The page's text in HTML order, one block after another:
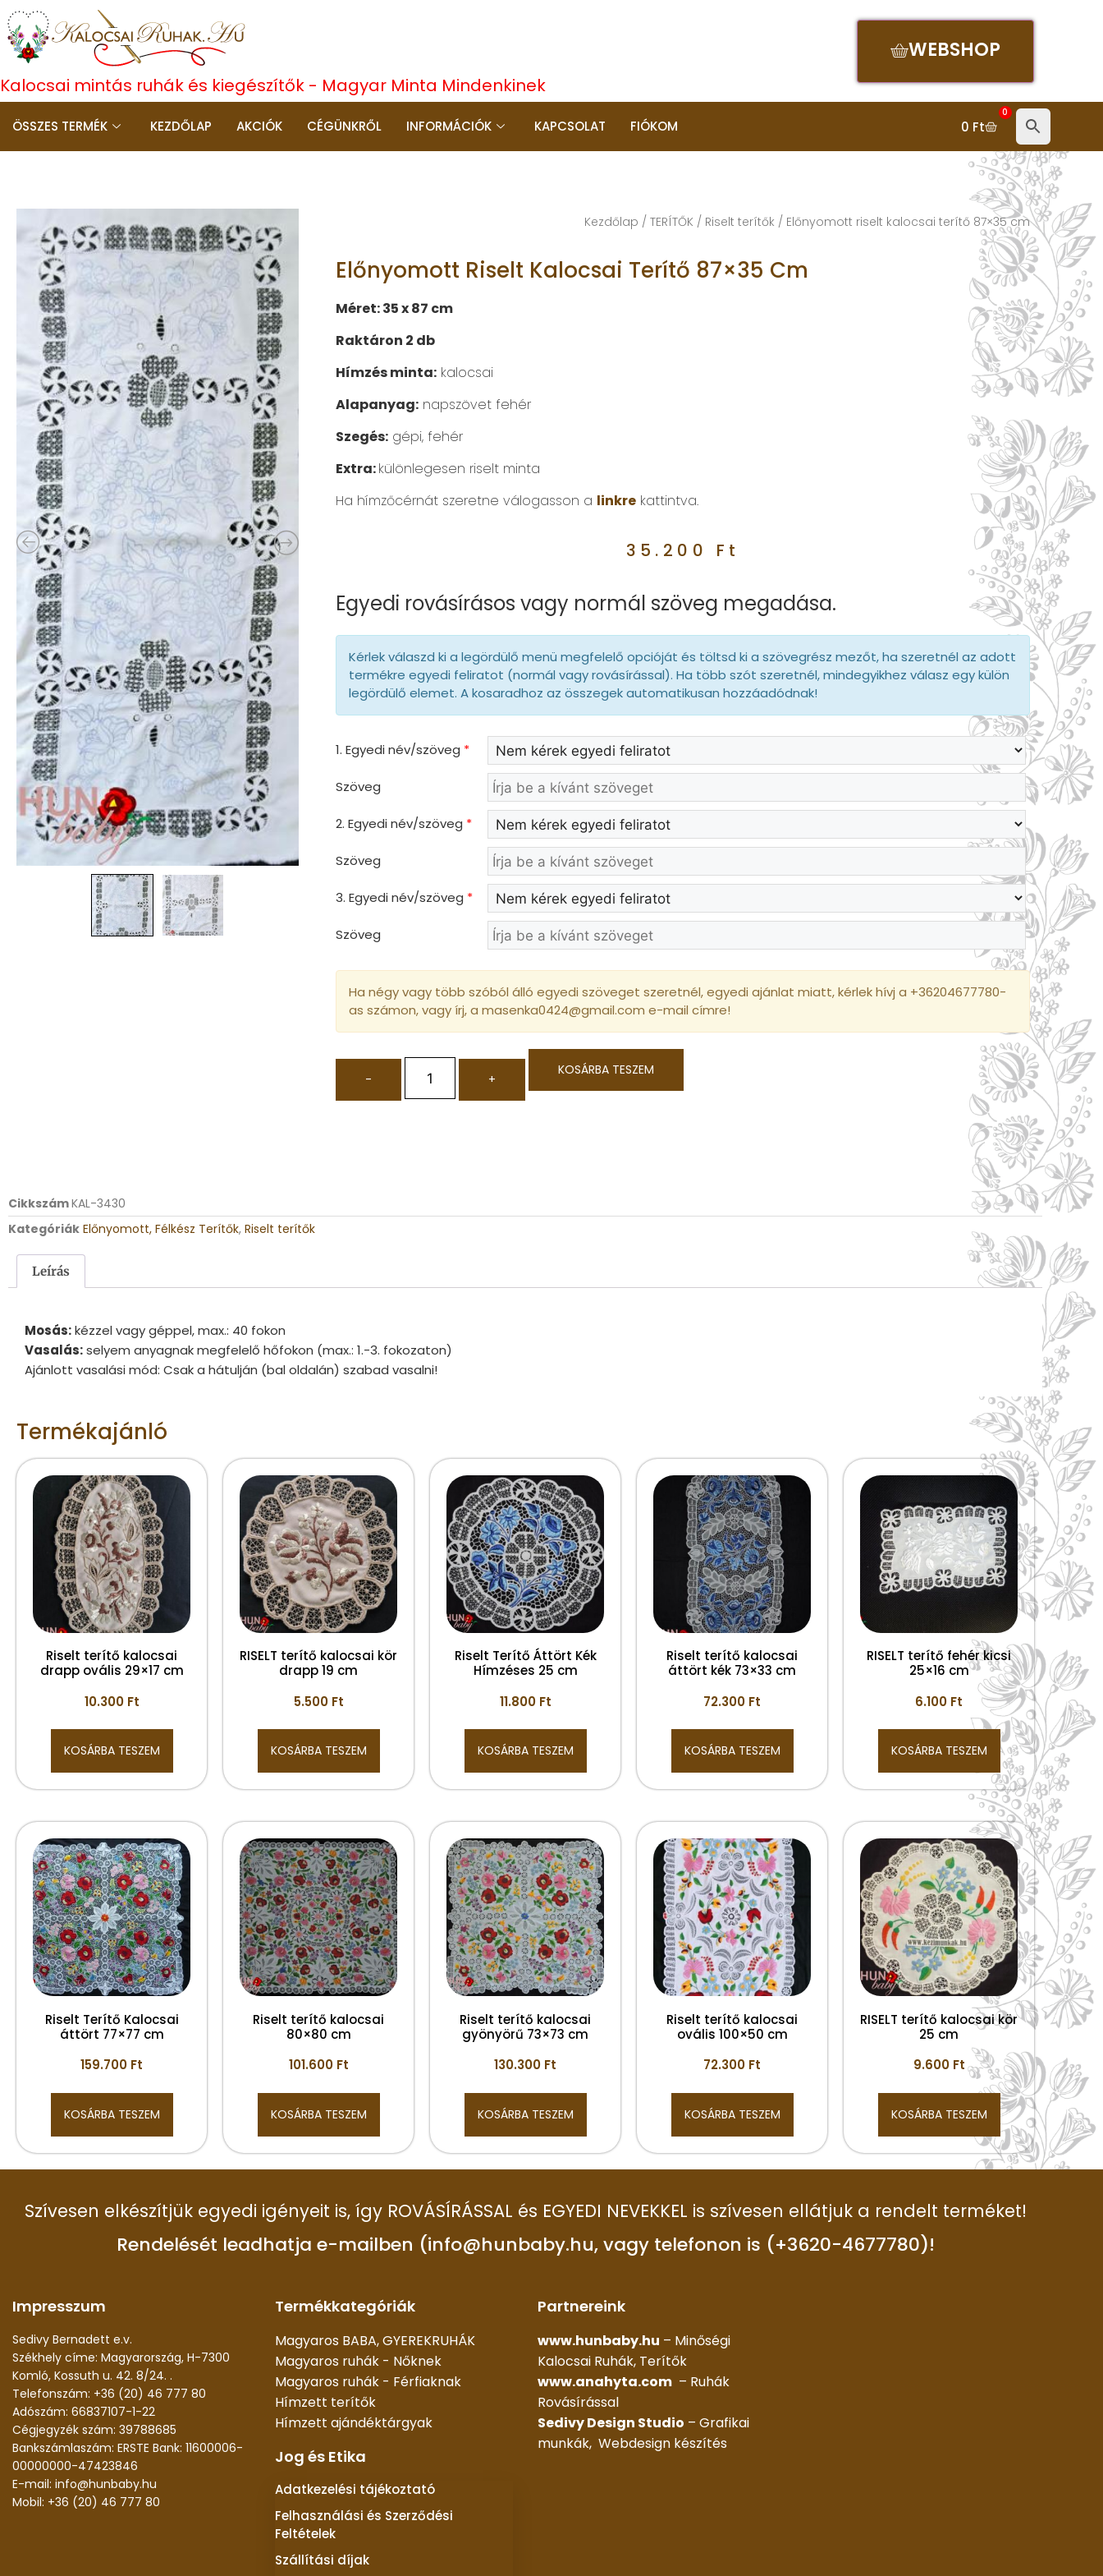
Kalocsai mintás ruhák és kiegészítők - Magyar Minta Mindenkinek
WEBSHOP
ÖSSZES TERMÉK KEZDŐLAP AKCIÓK CÉGÜNKRŐL INFORMÁCIÓK KAPCSOLAT FIÓKOM 0 Ft
0
Kezdőlap / TERÍTŐK / Riselt terítők / Előnyomott riselt kalocsai terítő 87×35 cm
Előnyomott Riselt Kalocsai Terítő 87×35 Cm
Méret: 35 x 87 cm
Raktáron 2 db
Hímzés minta: kalocsai
Alapanyag: napszövet fehér
Szegés: gépi, fehér
Extra:különlegesen riselt minta
Ha hímzőcérnát szeretne válogasson a linkre kattintva.
35.200 Ft
Egyedi rovásírásos vagy normál szöveg megadása.
Kérlek válaszd ki a legördülő menü megfelelő opcióját és töltsd ki a szövegrész mezőt, ha szeretnél az adott
termékre egyedi feliratot (normál vagy rovásírással). Ha több szót szeretnél, mindegyikhez válasz egy külön
legördülő elemet. A kosaradhoz az összegek automatikusan hozzáadódnak!
1. Egyedi név/szöveg *
Szöveg
2. Egyedi név/szöveg *
Szöveg
3. Egyedi név/szöveg *
Szöveg
Ha négy vagy több szóból álló egyedi szöveget szeretnél, egyedi ajánlat miatt, kérlek hívj a +36204677780-
as számon, vagy írj, a masenka0424@gmail.com e-mail címre!
- +
KOSÁRBA TESZEM
CikkszámKAL-3430
Kategóriák Előnyomott, Félkész Terítők, Riselt terítők
Leírás
Mosás:kézzel vagy géppel, max.: 40 fokon
Vasalás:selyem anyagnak megfelelő hőfokon (max.: 1.-3. fokozaton)
Ajánlott vasalási mód: Csak a hátulján (bal oldalán) szabad vasalni!
Termékajánló
Riselt terítő kalocsai
drapp ovális 29×17 cm
10.300 Ft
KOSÁRBA TESZEM
RISELT terítő kalocsai kör
drapp 19 cm
5.500 Ft
KOSÁRBA TESZEM
Riselt Terítő Áttört Kék
Hímzéses 25 cm
11.800 Ft
KOSÁRBA TESZEM
Riselt terítő kalocsai
áttört kék 73×33 cm
72.300 Ft
KOSÁRBA TESZEM
RISELT terítő fehér kicsi
25×16 cm
6.100 Ft
KOSÁRBA TESZEM
Riselt Terítő Kalocsai
áttört 77×77 cm
159.700 Ft
KOSÁRBA TESZEM
Riselt terítő kalocsai
80×80 cm
101.600 Ft
KOSÁRBA TESZEM
Riselt terítő kalocsai
gyönyörű 73×73 cm
130.300 Ft
KOSÁRBA TESZEM
Riselt terítő kalocsai
ovális 100×50 cm
72.300 Ft
KOSÁRBA TESZEM
RISELT terítő kalocsai kör
25 cm
9.600 Ft
KOSÁRBA TESZEM
Szívesen elkészítjük egyedi igényeit is, így ROVÁSÍRÁSSAL és EGYEDI NEVEKKEL is szívesen ellátjuk a rendelt terméket!
Rendelését leadhatja e-mailben (info@hunbaby.hu, vagy telefonon is (+3620-4677780)!
Impresszum
Sedivy Bernadett e.v.
Székhely címe: Magyarország, H-7300
Komló, Kossuth u. 42. 8/24. .
Telefonszám: +36 (20) 46 777 80
Adószám: 66837107-1-22
Cégjegyzék szám: 39788685
Bankszámlaszám: ERSTE Bank: 11600006-
00000000-47423846
E-mail: info@hunbaby.hu
Mobil: +36 (20) 46 777 80
Termékkategóriák
Magyaros BABA, GYEREKRUHÁK
Magyaros ruhák - Nőknek
Magyaros ruhák - Férfiaknak
Hímzett terítők
Hímzett ajándéktárgyak
Jog és Etika
Adatkezelési tájékoztató
Felhasználási és Szerződési
Feltételek
Szállítási díjak
Partnereink
www.hunbaby.hu – Minőségi
Kalocsai Ruhák, Terítők
www.anahyta.com – Ruhák
Rovásírással
Sedivy Design Studio – Grafikai
munkák, Webdesign készítés